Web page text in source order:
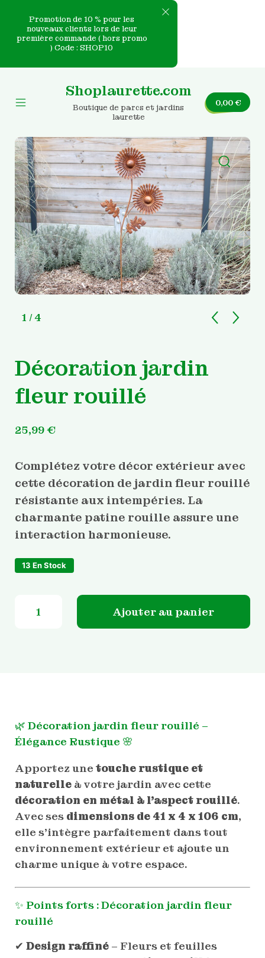
Promotion de 10 % pour les
nouveaux clients lors de leur
première commande ( hors promo
) Code : SHOP10
content
Toggle
Shoplaurette.com
Boutique de parcs et jardins
laurette
0,00€
1 / 4
Décoration jardin
fleur rouillé
25,99€
Complétez votre décor extérieur avec
cette décoration de jardin fleur rouillé
résistante aux intempéries. La
charmante patine rouille assure une
interaction harmonieuse.
13 En Stock
quantité de Décoration jardin fleur rouillé
Ajouter au panier
🌿 Décoration jardin fleur rouillé –
Élégance Rustique 🌸
Apportez une touche rustique et
naturelleà votre jardin avec cette
décoration en métal à l’aspect rouillé.
Avec ses dimensions de 41 x 4 x 106 cm,
elle s’intègre parfaitement dans tout
environnement extérieur et ajoute un
charme unique à votre espace.
✨ Points forts : Décoration jardin fleur
rouillé
✔ Design raffiné– Fleurs et feuilles